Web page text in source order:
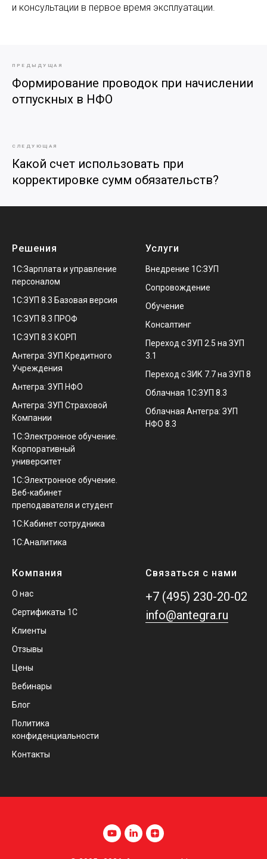
и консультации в первое время эксплуатации.
ПРЕДЫДУЩАЯ
Формирование проводок при начислении
отпускных в НФО
СЛЕДУЮЩАЯ
Какой счет использовать при
корректировке сумм обязательств?
Решения
1С:Зарплата и управление
персоналом
1С:ЗУП 8.3 Базовая версия
1С:ЗУП 8.3 ПРОФ
1С:ЗУП 8.3 КОРП
Антегра: ЗУП Кредитного
Учреждения
Антегра: ЗУП НФО
Антегра: ЗУП Страховой
Компании
1С:Электронное обучение.
Корпоративный
университет
1С:Электронное обучение.
Веб-кабинет
преподавателя и студент
1С:Кабинет сотрудника
1С:Аналитика
Услуги
Внедрение 1С:ЗУП
Сопровождение
Обучение
Консалтинг
Переход с ЗУП 2.5 на ЗУП
3.1
Переход с ЗИК 7.7 на ЗУП 8
Облачная 1С:ЗУП 8.3
Облачная Антегра: ЗУП
НФО 8.3
Компания
О нас
Сертификаты 1С
Клиенты
Отзывы
Цены
Вебинары
Блог
Политика
конфиденциальности
Контакты
Связаться с нами
+7 (495) 230-20-02
info@antegra.ru